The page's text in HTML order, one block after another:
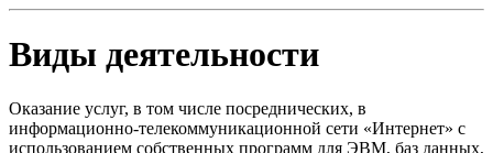
Виды деятельности
Оказание услуг, в том числе посреднических, в
информационно-телекоммуникационной сети «Интернет» с
использованием собственных программ для ЭВМ, баз данных,